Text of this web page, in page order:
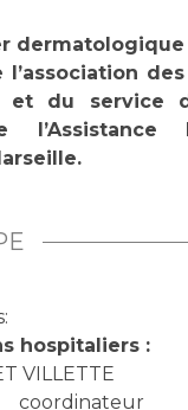
à l'hôpital
à l'AP-HM
de
et du service
l’Assistance
hospitaliers :
VILLETTE
coordinateur